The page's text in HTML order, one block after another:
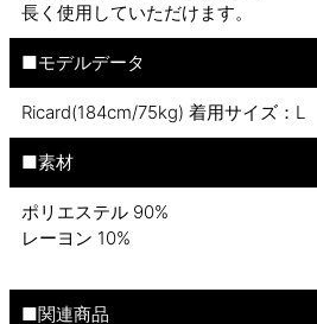
長く使用していただけます。
■モデルデータ
Ricard(184cm/75kg) 着用サイズ：L
■素材
ポリエステル 90%
レーヨン 10%
■関連商品